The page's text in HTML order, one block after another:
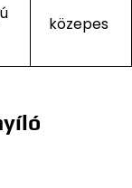
közepes